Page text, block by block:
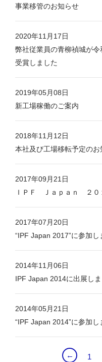
事業移管のお知らせ
2020年11月17日
弊社従業員の青柳禎城が
受賞しました
2019年05月08日
新工場稼働のご案内
2018年11月12日
本社及び工場移転予定のお
2017年09月21日
ＩＰＦ Ｊａｐａｎ ２
2017年07月20日
“IPF Japan 2017”に参加し
2014年11月06日
IPF Japan 2014に出展し
2014年05月21日
“IPF Japan 2014”に参加し
← 1